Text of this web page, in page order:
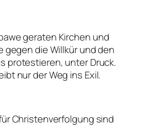
geraten Kirchen und
gegen die Willkür und den
protestieren, unter Druck.
nur der Weg ins Exil.
Christenverfolgung sind